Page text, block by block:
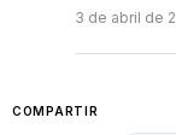
3 de abril de
COMPARTIR